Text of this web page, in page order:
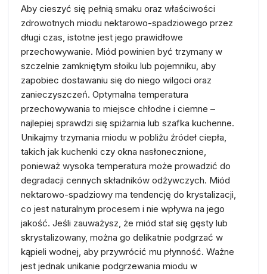
Aby cieszyć się pełnią smaku oraz właściwości
zdrowotnych miodu nektarowo-spadziowego przez
długi czas, istotne jest jego prawidłowe
przechowywanie. Miód powinien być trzymany w
szczelnie zamkniętym słoiku lub pojemniku, aby
zapobiec dostawaniu się do niego wilgoci oraz
zanieczyszczeń. Optymalna temperatura
przechowywania to miejsce chłodne i ciemne –
najlepiej sprawdzi się spiżarnia lub szafka kuchenne.
Unikajmy trzymania miodu w pobliżu źródeł ciepła,
takich jak kuchenki czy okna nasłonecznione,
ponieważ wysoka temperatura może prowadzić do
degradacji cennych składników odżywczych. Miód
nektarowo-spadziowy ma tendencję do krystalizacji,
co jest naturalnym procesem i nie wpływa na jego
jakość. Jeśli zauważysz, że miód stał się gęsty lub
skrystalizowany, można go delikatnie podgrzać w
kąpieli wodnej, aby przywrócić mu płynność. Ważne
jest jednak unikanie podgrzewania miodu w